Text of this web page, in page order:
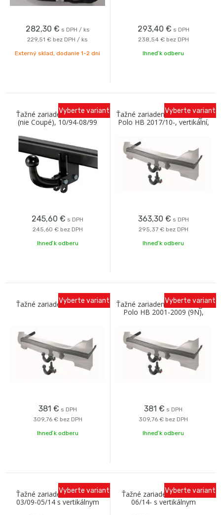
282,30 € s DPH / ks
229,51 € bez DPH / ks
Externý sklad, dodanie 1-2 dni
293,40 € s DPH
238,54 € bez DPH
Ihneď k odberu
Ťažné zariadenie VW Polo
(nie Coupé), 10/94-08/99
skrutka Oris
245,60 € s DPH
245,60 € bez DPH
Vyberte variant
Ihneď k odberu
Ťažné zariadenie Volkswagen
Polo HB 2017/10-, vertikální,
363,30 € s DPH
295,37 € bez DPH
Vyberte variant
Ihneď k odberu
Ťažné zariadenie VW Polo
381 € s DPH
309,76 € bez DPH
Vyberte variant
Ihneď k odberu
Ťažné zariadenie Volkswagen
Polo HB 2001-2009 (9N),
381 € s DPH
309,76 € bez DPH
Vyberte variant
Ihneď k odberu
Ťažné zariadenie VW Polo
03/09-05/14 s vertikálnym
Vyberte variant
Ťažné zariadenie VW Polo
06/14- s vertikálnym
bajonetom Oris
Vyberte variant